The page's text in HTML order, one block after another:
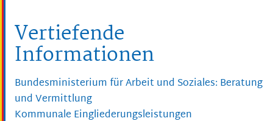
Vertiefende
Informationen
Bundesministerium für Arbeit und Soziales: Beratung
und Vermittlung
Kommunale Eingliederungsleistungen